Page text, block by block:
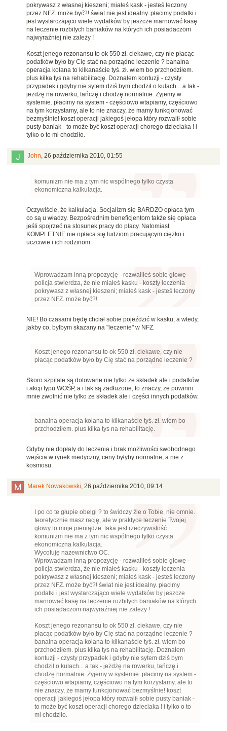
pokrywasz z własnej kieszeni; miałeś kask - jesteś leczony
przez NFZ. może być?! świat nie jest idealny. płacimy podatki i
jest wystarczająco wiele wydatków by jeszcze marnować kasę
na leczenie rozbitych baniaków na których ich posiadaczom
najwyraźniej nie zależy !
Koszt jenego rezonansu to ok 550 zł. ciekawe, czy nie płacąc
podatków było by Cię stać na porządne leczenie ? banalna
operacja kolana to kilkanaście tyś. zł. wiem bo przchodziłem.
plus kilka tys na rehabilitację. Doznałem kontuzji - czysty
przypadek i gdyby nie sytem dziś bym chodził o kulach... a tak -
jeżdżę na rowerku, tańczę i chodzę normalnie. Żyjemy w
systemie. płacimy na system - częściowo wtapiamy, częściowo
na tym korzystamy, ale to nie znaczy, że mamy funkcjonować
bezmyślnie! koszt operacji jakiegoś jełopa który rozwalił sobie
pusty baniak - to może być koszt operacji chorego dzieciaka ! i
tylko o to mi chodziło.
John, 26 października 2010, 01:55
komunizm nie ma z tym nic wspólnego tylko czysta
ekonomiczna kalkulacja.
Oczywiście, że kalkulacja. Socjalizm się BARDZO opłaca tym
co są u władzy. Bezpośrednim beneficjentom także się opłaca
jeśli spojrzeć na stosunek pracy do płacy. Natomiast
KOMPLETNIE nie opłaca się ludziom pracującym ciężko i
uczciwie i ich rodzinom.
Wprowadzam inną propozycję - rozwaliłeś sobie głowę -
policja stwierdza, że nie miałeś kasku - koszty leczenia
pokrywasz z własnej kieszeni; miałeś kask - jesteś leczony
przez NFZ. może być?!
NIE! Bo czasami będę chciał sobie pojeździć w kasku, a wtedy,
jakby co, byłbym skazany na "leczenie" w NFZ.
Koszt jenego rezonansu to ok 550 zł. ciekawe, czy nie
płacąc podatków było by Cię stać na porządne leczenie ?
Skoro szpitale są dotowane nie tylko ze składek ale i podatków
i akcji typu WOŚP, a i tak są zadłużone, to znaczy, że powinni
mnie zwolnić nie tylko ze składek ale i części innych podatków.
banalna operacja kolana to kilkanaście tyś. zł. wiem bo
przchodziłem. plus kilka tys na rehabilitację.
Gdyby nie dopłaty do leczenia i brak możliwości swobodnego
wejścia w rynek medyczny, ceny byłyby normalne, a nie z
kosmosu.
Marek Nowakowski, 26 października 2010, 09:14
I po co te głupie obelgi ? to świdczy źle o Tobie, nie omnie.
teoretycznie masz rację, ale w praktyce leczenie Twojej
głowy to moje pieniądze. taka jest rzeczywistość.
komunizm nie ma z tym nic wspólnego tylko czysta
ekonomiczna kalkulacja.
Wycofuję nazewnictwo OC.
Wprowadzam inną propozycję - rozwaliłeś sobie głowę -
policja stwierdza, że nie miałeś kasku - koszty leczenia
pokrywasz z własnej kieszeni; miałeś kask - jesteś leczony
przez NFZ. może być?! świat nie jest idealny. płacimy
podatki i jest wystarczająco wiele wydatków by jeszcze
marnować kasę na leczenie rozbitych baniaków na których
ich posiadaczom najwyraźniej nie zależy !
Koszt jenego rezonansu to ok 550 zł. ciekawe, czy nie
płacąc podatków było by Cię stać na porządne leczenie ?
banalna operacja kolana to kilkanaście tyś. zł. wiem bo
przchodziłem. plus kilka tys na rehabilitację. Doznałem
kontuzji - czysty przypadek i gdyby nie sytem dziś bym
chodził o kulach... a tak - jeżdżę na rowerku, tańczę i
chodzę normalnie. Żyjemy w systemie. płacimy na system -
częściowo wtapiamy, częściowo na tym korzystamy, ale to
nie znaczy, że mamy funkcjonować bezmyślnie! koszt
operacji jakiegoś jełopa który rozwalił sobie pusty baniak -
to może być koszt operacji chorego dzieciaka ! i tylko o to
mi chodziło.